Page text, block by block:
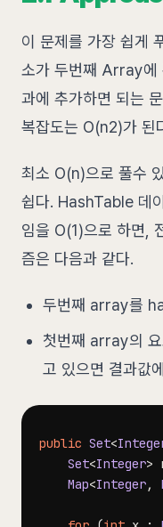
이 문제를 가장 쉽게
소가 두번째 Array에
과에 추가하면 되는
복잡도는 O(n2)가 된
최소 O(n)으로 풀수
쉽다. HashTable 데
임을 O(1)으로 하면,
즘은 다음과 같다.
두번째 array를
첫번째 array의
고 있으면 결과값
public Set<
Set<Integer>
Map<Integer,